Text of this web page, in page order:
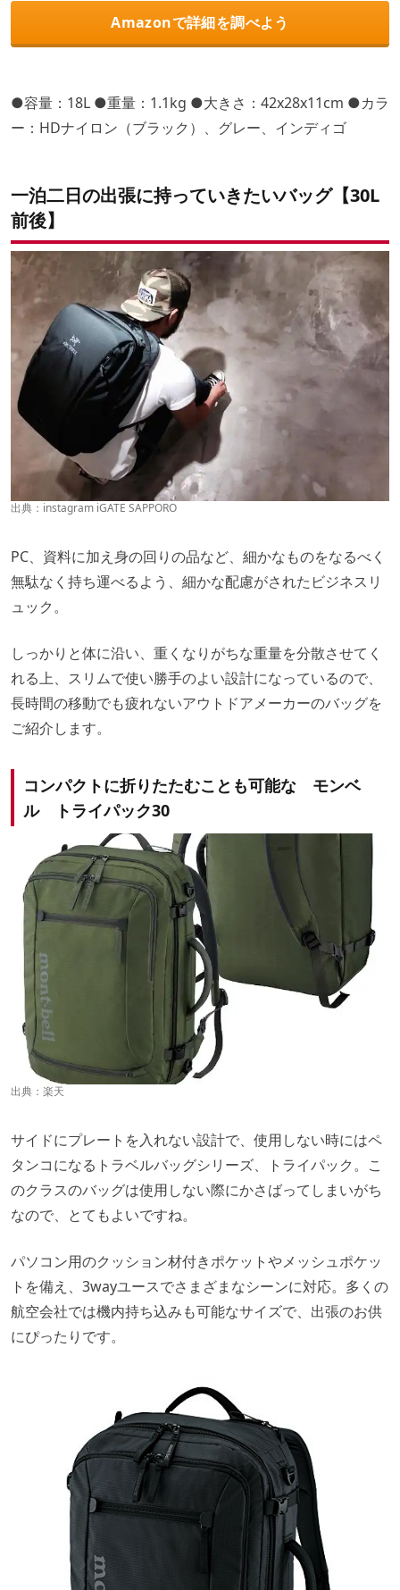
Amazonで詳細を調べよう
●容量：18L ●重量：1.1kg ●大きさ：42x28x11cm ●カラ
ー：HDナイロン（ブラック）、グレー、インディゴ
一泊二日の出張に持っていきたいバッグ【30L
前後】
出典： instagram iGATE SAPPORO
PC、資料に加え身の回りの品など、細かなものをなるべく
無駄なく持ち運べるよう、細かな配慮がされたビジネスリ
ュック。
しっかりと体に沿い、重くなりがちな重量を分散させてく
れる上、スリムで使い勝手のよい設計になっているので、
長時間の移動でも疲れないアウトドアメーカーのバッグを
ご紹介します。
コンパクトに折りたたむことも可能な モンベ
ル トライパック30
出典： 楽天
サイドにプレートを入れない設計で、使用しない時にはペ
タンコになるトラベルバッグシリーズ、トライパック。こ
のクラスのバッグは使用しない際にかさばってしまいがち
なので、とてもよいですね。
パソコン用のクッション材付きポケットやメッシュポケッ
トを備え、3wayユースでさまざまなシーンに対応。多くの
航空会社では機内持ち込みも可能なサイズで、出張のお供
にぴったりです。